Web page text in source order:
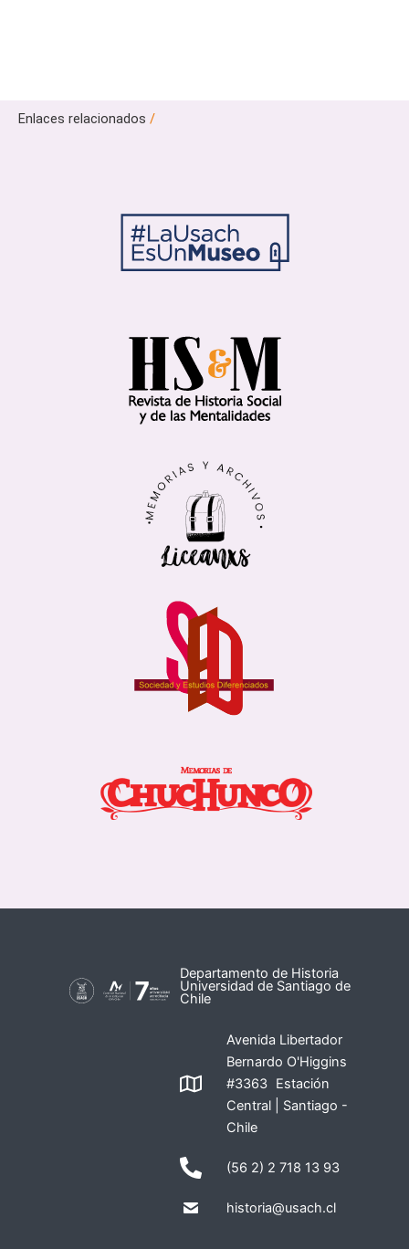
Enlaces relacionados /
Departamento de Historia
Universidad de Santiago de
Chile
Avenida Libertador
Bernardo O'Higgins
#3363 Estación
Central | Santiago -
Chile
(56 2) 2 718 13 93
historia@usach.cl